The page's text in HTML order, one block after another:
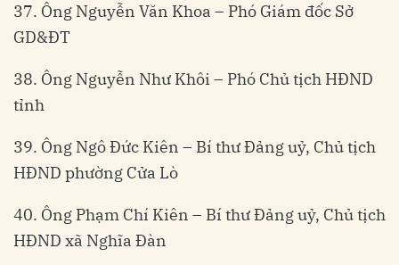
37. Ông Nguyễn Văn Khoa – Phó Giám đốc Sở
GD&ĐT
38. Ông Nguyễn Như Khôi – Phó Chủ tịch HĐND
tỉnh
39. Ông Ngô Đức Kiên – Bí thư Đảng uỷ, Chủ tịch
HĐND phường Cửa Lò
40. Ông Phạm Chí Kiên – Bí thư Đảng uỷ, Chủ tịch
HĐND xã Nghĩa Đàn